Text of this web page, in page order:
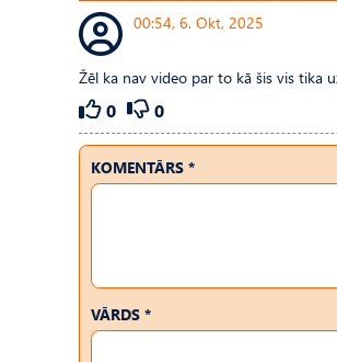
00:54, 6. Okt, 2025
Žēl ka nav video par to kā šis vis tika
0 0
KOMENTĀRS *
VĀRDS *